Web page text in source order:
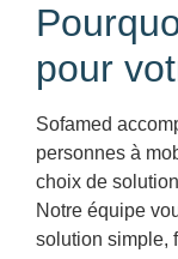
pour
Sofamed
personnes à
choix de
Notre équipe
solution simple,